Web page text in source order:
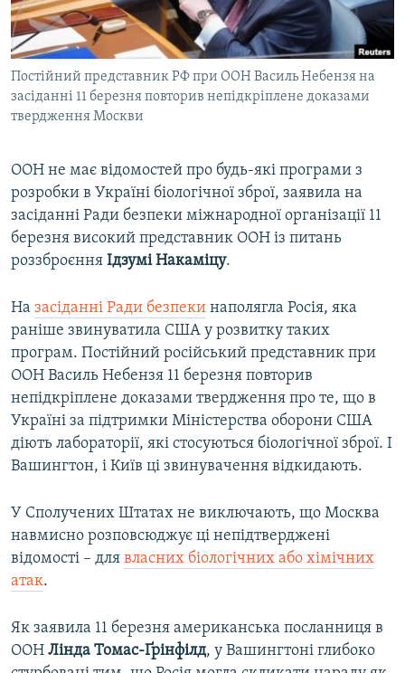
ВІДЕОУРОКИ «ELIFBE»
СВІДЧЕННЯ ОКУПАЦІЇ
УКРАЇНСЬКА ПРОБЛЕМА КРИМУ
ІНФОГРАФІКА
Русский
Qırımtatar
ДОЛУЧАЙСЯ!
Усі сайти RFE/RL
Постійний представник РФ при ООН Василь Небензя на
засіданні 11 березня повторив непідкріплене доказами
твердження Москви
ООН не має відомостей про будь-які програми з
розробки в Україні біологічної зброї, заявила на
засіданні Ради безпеки міжнародної організації 11
березня високий представник ООН із питань
роззброєння Ідзумі Накаміцу.
На засіданні Ради безпеки наполягла Росія, яка
раніше звинуватила США у розвитку таких
програм. Постійний російський представник при
ООН Василь Небензя 11 березня повторив
непідкріплене доказами твердження про те, що в
Україні за підтримки Міністерства оборони США
діють лабораторії, які стосуються біологічної зброї. І
Вашингтон, і Київ ці звинувачення відкидають.
У Сполучених Штатах не виключають, що Москва
навмисно розповсюджує ці непідтверджені
відомості – для власних біологічних або хімічних
атак.
Як заявила 11 березня американська посланниця в
ООН Лінда Томас-Ґрінфілд, у Вашингтоні глибоко